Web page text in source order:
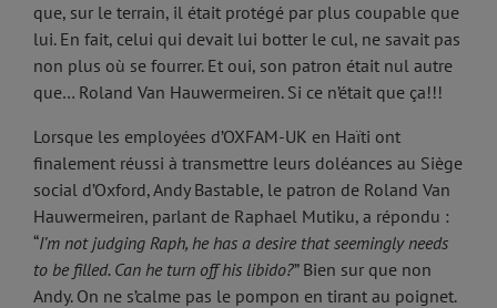
que, sur le terrain, il était protégé par plus coupable que
lui. En fait, celui qui devait lui botter le cul, ne savait pas
non plus où se fourrer. Et oui, son patron était nul autre
que… Roland Van Hauwermeiren. Si ce n’était que ça!!!
Lorsque les employées d’OXFAM-UK en Haïti ont
finalement réussi à transmettre leurs doléances au Siège
social d’Oxford, Andy Bastable, le patron de Roland Van
Hauwermeiren, parlant de Raphael Mutiku, a répondu :
“I’m not judging Raph, he has a desire that seemingly needs
to be filled. Can he turn off his libido?” Bien sur que non
Andy. On ne s’calme pas le pompon en tirant au poignet.